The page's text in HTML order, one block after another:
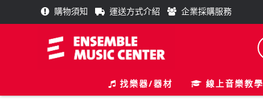
購物須知 運送方式介紹 企業採購服務
找樂器/器材 線上音樂教學